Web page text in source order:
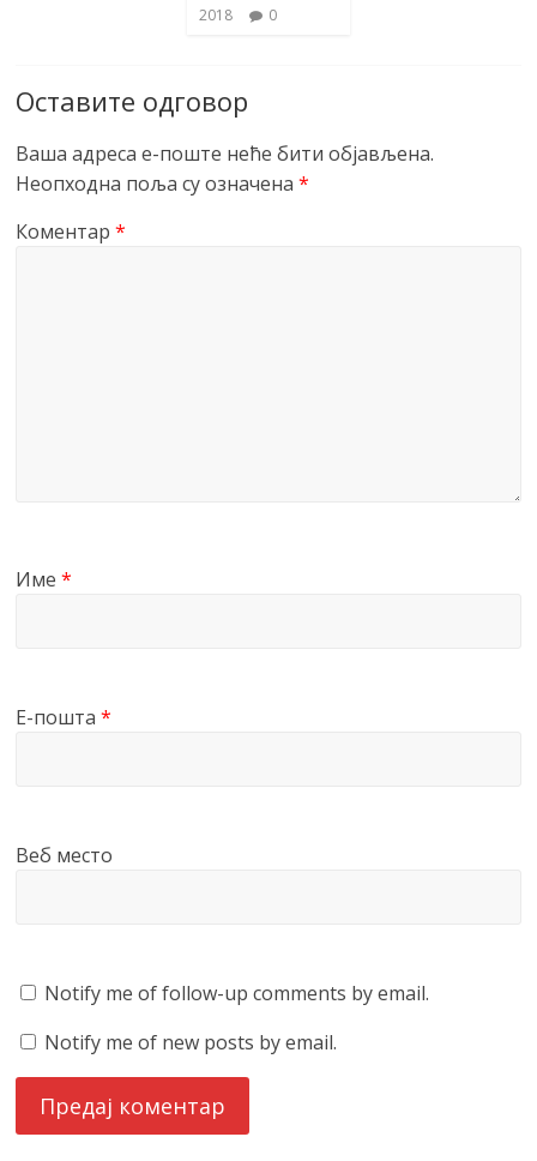
2018
0
Оставите одговор
Ваша адреса е-поште неће бити објављена.
Неопходна поља су означена*
Коментар*
Име*
Е-пошта*
Веб место
Notify me of follow-up comments by email.
Notify me of new posts by email.